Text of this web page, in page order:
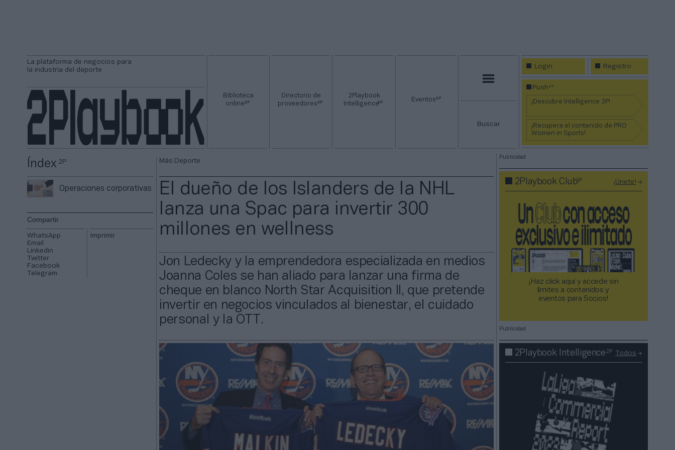
La plataforma de negocios para
la industria del deporte
Biblioteca
online2P
Directorio de
proveedores2P
2Playbook
Intelligence2P Eventos2P
Buscar
Login Registro
Push2P
¡Descubre Intelligence 2P!
¡Recupera el contenido de PRO
Women in Sports!
Índex2P
Operaciones corporativas
Compartir
WhatsApp
Email
Linkedin
Twitter
Facebook
Telegram
Imprimir
Más Deporte
El dueño de los Islanders de la NHL
lanza una Spac para invertir 300
millones en wellness
Jon Ledecky y la emprendedora especializada en medios
Joanna Coles se han aliado para lanzar una firma de
cheque en blanco North Star Acquisition II, que pretende
invertir en negocios vinculados al bienestar, el cuidado
personal y la OTT.
Publicidad
2Playbook Club2P ¡Únete!
¡Haz click aquí y accede sin
límites a contenidos y
eventos para Socios!​​​​​​​
Publicidad
2Playbook Intelligence2P Todos